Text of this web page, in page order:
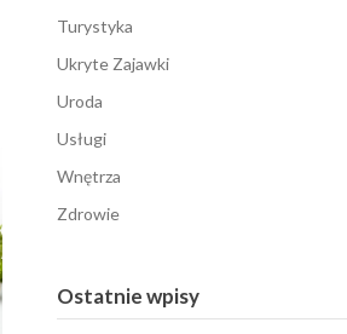
Turystyka
Ukryte Zajawki
Uroda
Usługi
Wnętrza
Zdrowie
Ostatnie wpisy